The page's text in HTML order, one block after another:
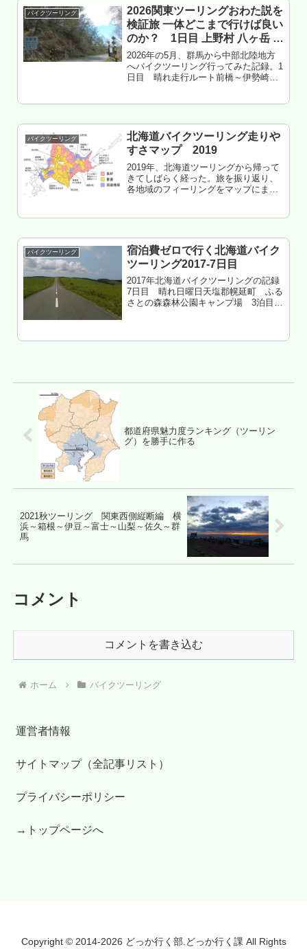
北...
バイクツーリング
2026関東ツーリングおわた説を
検証旅 一体どこまで行けば良い
のか？ 1日目 上野村 八ヶ岳 伊
那谷編
2026年の5月、群馬から中部北陸地方
へバイクツーリング行ってみた記録。1
日目 晴れ走行ルート前橋～伊勢崎～
バイクツーリング
北海道バイクツーリング走りや
すさマップ 2019
2019年、北海道ツーリングから帰って
きてしばらく経った。旅を振り返り、
各地域のフィーリングをマップにまと
バイクツーリング
宿泊費ゼロで行く北海道バイク
ツーリング2017-7日目
2017年北海道バイクツーリングの記録
7日目 晴れ日曜日天塩郡幌延町 ふる
さとの森森林公園キャンプ場 3泊目道
都道府県魅力度ランキング（ツーリン
グ）を勝手に作る
2021秋ツーリング 関東西側縦断編 横
浜～箱根～伊豆～富士～山梨～佐久～群
馬
コメント
コメントを書き込む
ホーム バイクツーリング
運営者情報
サイトマップ（全記事リスト）
プライバシーポリシー
→トップページへ
Copyright © 2014-2026 どっか行く部.どっか行く課 All Rights